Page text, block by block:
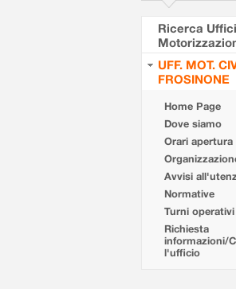
Ricerca
UFF. MOT.
FROSINONE
Home Page
Dove siamo
Orari
Avvisi
Normative
Turni operativi
Richiesta
informazioni/
l'ufficio